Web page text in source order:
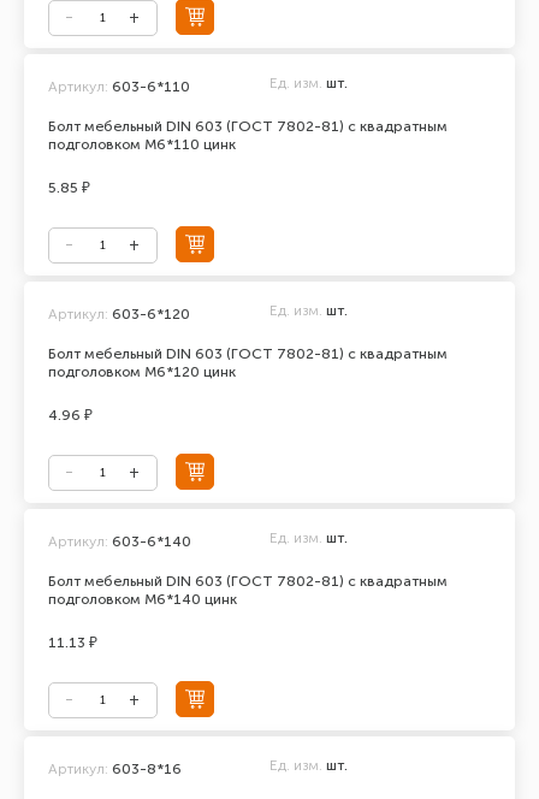
Болт мебельный DIN 603 (ГОСТ 7802-81) с квадратным
подголовком М6*110 цинк
Артикул: 603-6*110 Ед. изм. шт.
5.85 ₽
Болт мебельный DIN 603 (ГОСТ 7802-81) с квадратным
подголовком М6*120 цинк
Артикул: 603-6*120 Ед. изм. шт.
4.96 ₽
Болт мебельный DIN 603 (ГОСТ 7802-81) с квадратным
подголовком М6*140 цинк
Артикул: 603-6*140 Ед. изм. шт.
11.13 ₽
Артикул: 603-8*16 Ед. изм. шт.